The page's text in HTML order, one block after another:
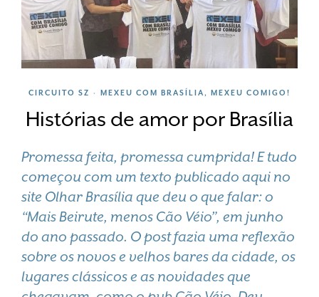
CIRCUITO SZ • MEXEU COM BRASÍLIA, MEXEU COMIGO!
Histórias de amor por Brasília
Promessa feita, promessa cumprida! E tudo
começou com um texto publicado aqui no
site Olhar Brasília que deu o que falar: o
“Mais Beirute, menos Cão Véio”, em junho
do ano passado. O post fazia uma reflexão
sobre os novos e velhos bares da cidade, os
lugares clássicos e as novidades que